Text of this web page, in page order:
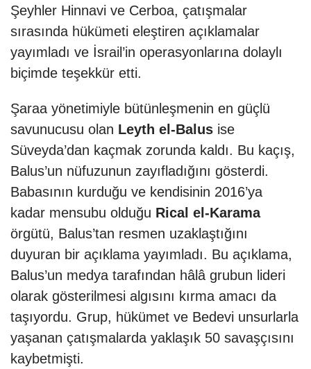
Şeyhler Hinnavi ve Cerboa, çatışmalar
sırasında hükümeti eleştiren açıklamalar
yayımladı ve İsrail’in operasyonlarına dolaylı
biçimde teşekkür etti.
Şaraa yönetimiyle bütünleşmenin en güçlü
savunucusu olan Leyth el-Balus ise
Süveyda’dan kaçmak zorunda kaldı. Bu kaçış,
Balus’un nüfuzunun zayıfladığını gösterdi.
Babasının kurduğu ve kendisinin 2016’ya
kadar mensubu olduğu Rical el-Karama
örgütü, Balus’tan resmen uzaklaştığını
duyuran bir açıklama yayımladı. Bu açıklama,
Balus’un medya tarafından hâlâ grubun lideri
olarak gösterilmesi algısını kırma amacı da
taşıyordu. Grup, hükümet ve Bedevi unsurlarla
yaşanan çatışmalarda yaklaşık 50 savaşçısını
kaybetmişti.